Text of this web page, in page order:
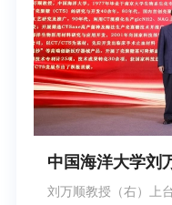
离退休党员是离退休
校宝贵的银龄资源。
为...
中国海洋大学刘
民糖类药物奖”
刘万顺教授（右）上